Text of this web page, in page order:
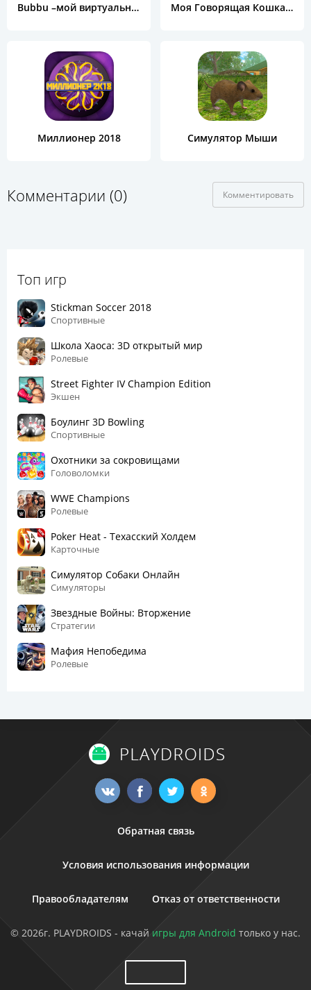
Bubbu –мой виртуальный питомец Моя Говорящая Кошка Koкo - Виртуальный Питомец
Миллионер 2018 Симулятор Мыши
Комментарии (0) Комментировать
Топ игр
Stickman Soccer 2018
Спортивные
Школа Хаоса: 3D открытый мир
Ролевые
Street Fighter IV Champion Edition
Экшен
Боулинг 3D Bowling
Спортивные
Охотники за сокровищами
Головоломки
WWE Champions
Ролевые
Poker Heat - Техасский Холдем
Карточные
Симулятор Собаки Онлайн
Симуляторы
Звездные Войны: Вторжение
Стратегии
Мафия Непобедима
Ролевые
Обратная связь
Условия использования информации
Правообладателям Отказ от ответственности
© 2026г. PLAYDROIDS - качай игры для Android только у нас.